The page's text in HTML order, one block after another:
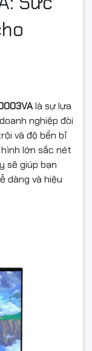
là sự lựa
nghiệp đòi
và độ bền bỉ
lớn sắc nét
sẽ giúp bạn
dàng và hiệu